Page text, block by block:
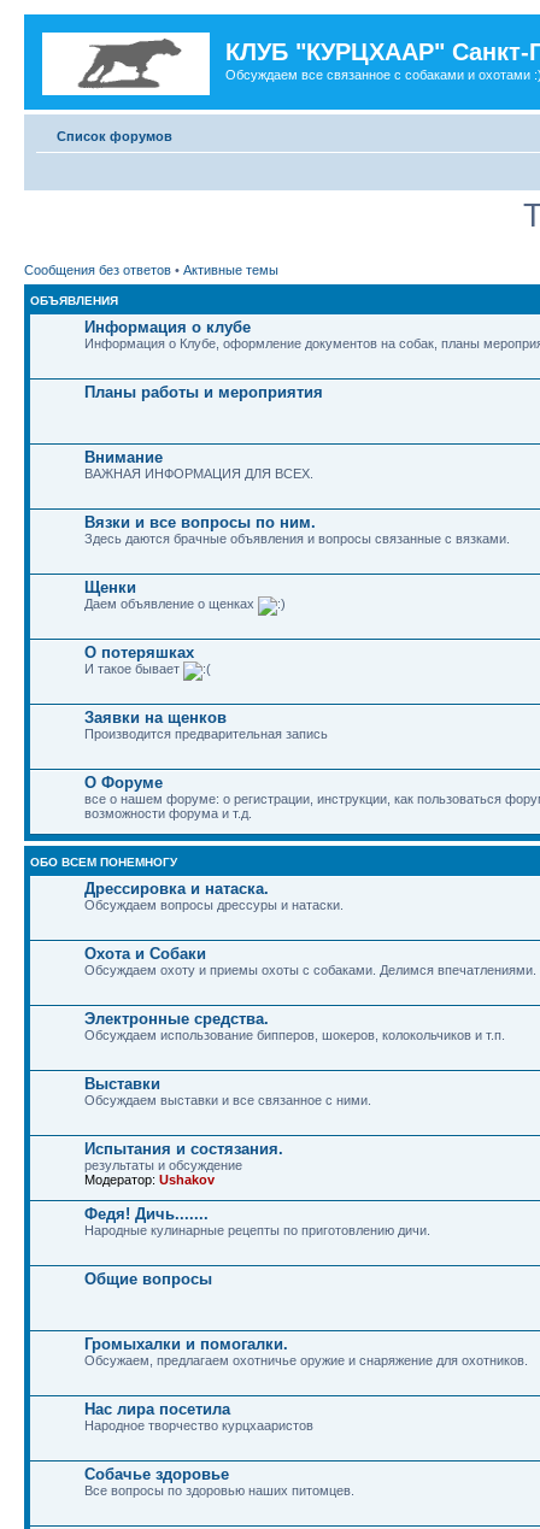
КЛУБ "КУРЦХААР" Санкт-
Обсуждаем все связанное с собаками и охотами
Список форумов
Сообщения без ответов • Активные темы
ОБЪЯВЛЕНИЯ
Информация о клубе
Информация о Клубе, оформление документов на собак, планы
Планы работы и мероприятия
Внимание
ВАЖНАЯ ИНФОРМАЦИЯ ДЛЯ ВСЕХ.
Вязки и все вопросы по ним.
Здесь даются брачные объявления и вопросы связанные с вязками.
Щенки
Даем объявление о щенках
О потеряшках
И такое бывает
Заявки на щенков
Производится предварительная запись
О Форуме
все о нашем форуме: о регистрации, инструкции, как пользоваться
возможности форума и т.д.
ОБО ВСЕМ ПОНЕМНОГУ
Дрессировка и натаска.
Обсуждаем вопросы дрессуры и натаски.
Охота и Собаки
Обсуждаем охоту и приемы охоты с собаками. Делимся впечатлениями.
Электронные средства.
Обсуждаем использование бипперов, шокеров, колокольчиков и т.п.
Выставки
Обсуждаем выставки и все связанное с ними.
Испытания и состязания.
результаты и обсуждение
Модератор: Ushakov
Федя! Дичь.......
Народные кулинарные рецепты по приготовлению дичи.
Общие вопросы
Громыхалки и помогалки.
Обсужаем, предлагаем охотничье оружие и снаряжение для охотников.
Нас лира посетила
Народное творчество курцхааристов
Собачье здоровье
Все вопросы по здоровью наших питомцев.